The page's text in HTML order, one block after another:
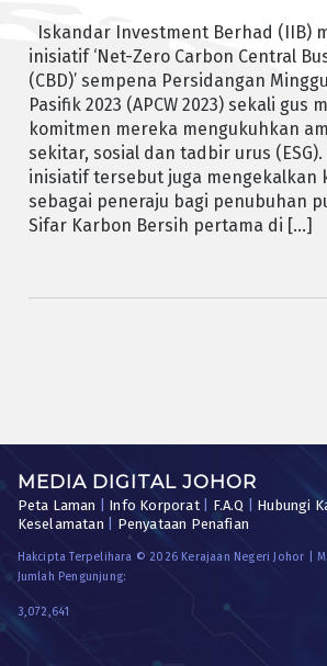
Iskandar Investment Berhad (IIB)
inisiatif ‘Net-Zero Carbon Central
(CBD)’ sempena Persidangan
Pasifik 2023 (APCW 2023) sekali gus
komitmen mereka mengukuhkan
sekitar, sosial dan tadbir urus
inisiatif tersebut juga mengekalkan
sebagai peneraju bagi penubuhan
Sifar Karbon Bersih pertama di […]
MEDIA DIGITAL JOHOR
Peta Laman Info Korporat| F.A.Q Hubungi
Keselamatan
Penyataan Penafian
Hakcipta Terpelihara © 2026 Kerajaan Negeri Johor |
Jumlah Pengunjung:
3,072,641